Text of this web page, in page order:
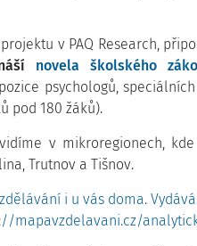
v PAQ Research,
novela školského
psychologů,
pod 180 žáků).
v mikroregionech,
Trutnov a Tišnov.
i u vás doma.
mapavzdelavani.cz/